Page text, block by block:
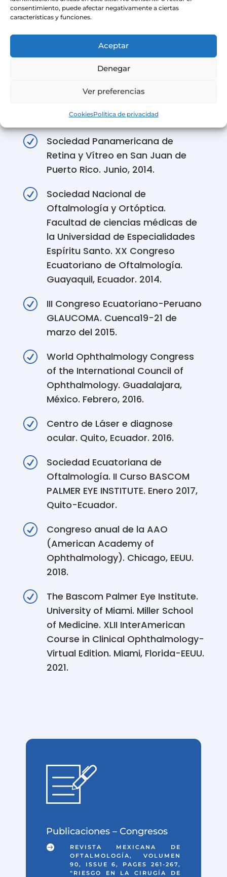
consentimiento, puede afectar negativamente a ciertas
características y funciones.
Aceptar
Denegar
Ver preferencias
CookiesPolítica de privacidad
realizada del 21 al 23 de Julio del
2011 en Guayaquil, Ecuador.
The Bascom Palmer Eye Institute.
University of Miami Miller School of
Medicine XXXVI. Curse
Interamericano de Oftalmología
del 2012. Miami-Fl, EEUU.
R
Sociedad Panamericana de
Retina y Vítreo en San Juan de
Puerto Rico. Junio, 2014.
R
Sociedad Nacional de
Oftalmología y Ortóptica.
Facultad de ciencias médicas de
la Universidad de Especialidades
Espíritu Santo. XX Congreso
Ecuatoriano de Oftalmología.
Guayaquil, Ecuador. 2014.
R
III Congreso Ecuatoriano-Peruano
GLAUCOMA. Cuenca19-21 de
marzo del 2015.
R
World Ophthalmology Congress
of the International Council of
Ophthalmology. Guadalajara,
México. Febrero, 2016.
R
Centro de Láser e diagnose
ocular. Quito, Ecuador. 2016.
R
Sociedad Ecuatoriana de
Oftalmología. II Curso BASCOM
PALMER EYE INSTITUTE. Enero 2017,
Quito-Ecuador.
R
Congreso anual de la AAO
(American Academy of
Ophthalmology). Chicago, EEUU.
2018.
R
The Bascom Palmer Eye Institute.
University of Miami. Miller School
of Medicine. XLII InterAmerican
Course in Clinical Ophthalmology-
Virtual Edition. Miami, Florida-EEUU.
2021.
Publicaciones – Congresos

REVISTA MEXICANA DE
OFTALMOLOGÍA, VOLUMEN
90, ISSUE 6, PAGES 261-267,
“RIESGO EN LA CIRUGÍA DE